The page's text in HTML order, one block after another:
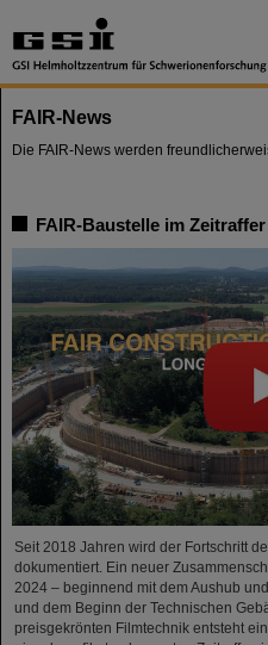
FAIR-News
Die FAIR-News werden
FAIR-Baustelle im Zeitraffer
Seit 2018 Jahren wird der Fortschritt
dokumentiert. Ein neuer
2024 – beginnend mit dem Aushub
und dem Beginn der Technischen
preisgekrönten Filmtechnik entsteht